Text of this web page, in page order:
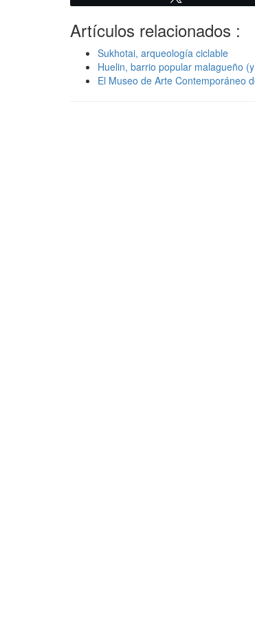
Artículos relacionados :
Sukhotai, arqueología ciclable
Huelin, barrio popular malagueño
El Museo de Arte Contemporáneo